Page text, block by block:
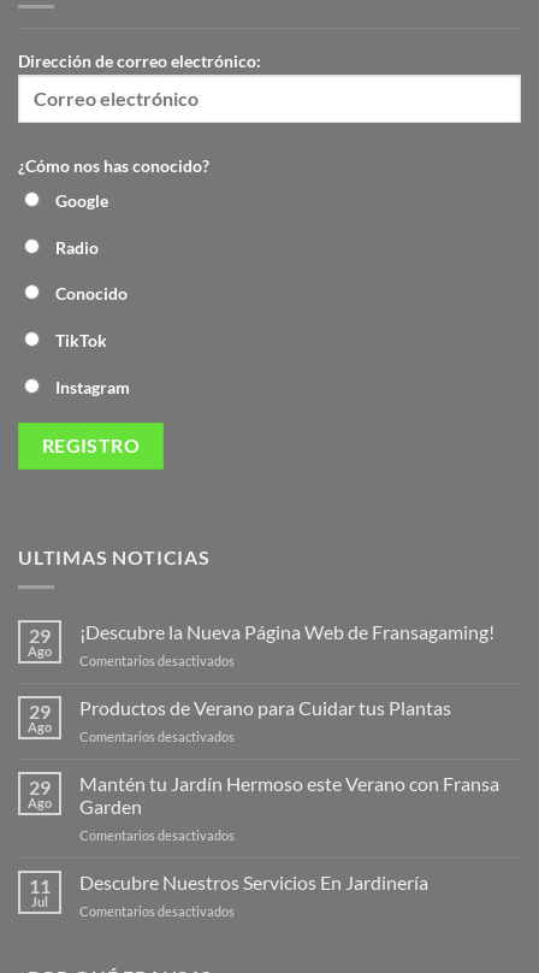
Dirección de correo electrónico:
¿Cómo nos has conocido?
Google
Radio
Conocido
TikTok
Instagram
ULTIMAS NOTICIAS
29
Ago
¡Descubre la Nueva Página Web de Fransagaming!
Comentarios desactivados
Nueva
de
29
Ago
Productos de Verano para Cuidar tus Plantas
Comentarios desactivados
de
Verano
Plantas
29
Ago
Mantén tu Jardín Hermoso este Verano con Fransa
Garden
Comentarios desactivados
tu
Jardín
11
Jul
Descubre Nuestros Servicios En Jardinería
Comentarios desactivados